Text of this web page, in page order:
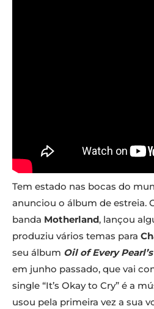
Tem estado nas bocas do
anunciou o álbum de estreia.
banda Motherland, lançou
produziu vários temas para
seu álbum Oil of Every
em junho passado, que vai
single “It’s Okay to Cry” é a
usou pela primeira vez a sua